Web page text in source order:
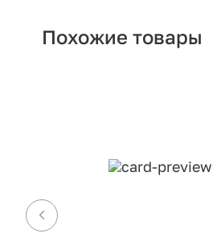
Похожие товары